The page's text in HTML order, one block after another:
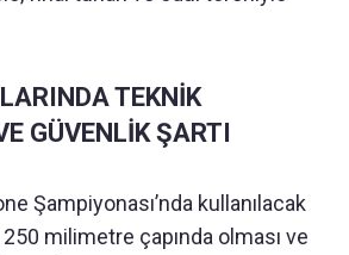
TEKNİK
GÜVENLİK ŞARTI
Şampiyonası’nda kullanılacak
milimetre çapında olması ve